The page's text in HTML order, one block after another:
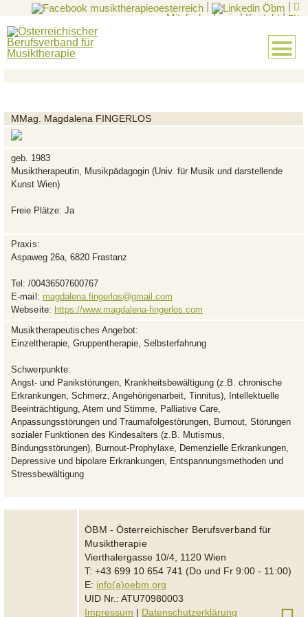
Mitglieder-Login
| Kontakt | EN
MMag. Magdalena FINGERLOS
geb. 1983
Musiktherapeutin, Musikpädagogin (Univ. für Musik und darstellende
Kunst Wien)
Freie Plätze: Ja
Praxis:
Aspaweg 26a, 6820 Frastanz
Tel: /00436507600767
E-mail: magdalena.fingerlos@gmail.com
Webseite: https://www.magdalena-fingerlos.com
Musiktherapeutisches Angebot:
Einzeltherapie, Gruppentherapie, Selbsterfahrung
Schwerpunkte:
Angst- und Panikstörungen, Krankheitsbewältigung (z.B. chronische
Erkrankungen, Schmerz, Angehörigenarbeit, Tinnitus), Intellektuelle
Beeinträchtigung, Atem und Stimme, Palliative Care,
Anpassungsstörungen und Traumafolgestörungen, Burnout, Störungen
sozialer Funktionen des Kindesalters (z.B. Mutismus,
Bindungsstörungen), Burnout-Prophylaxe, Demenzielle Erkrankungen,
Depressive und bipolare Erkrankungen, Entspannungsmethoden und
Stressbewältigung
ÖBM - Österreichischer Berufsverband für
Musiktherapie
Vierthalergasse 10/4, 1120 Wien
T: +43 699 10 654 741 (Do und Fr 9:00 - 11:00)
E: info(a)oebm.org
UID Nr.: ATU70980003
Impressum
Datenschutzerklärung